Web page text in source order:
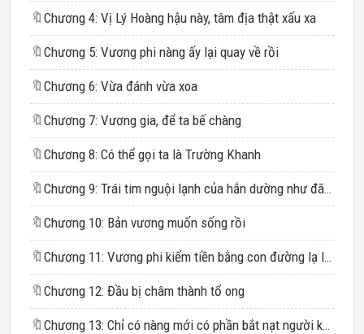
🔖 Chương 4: Vị Lý Hoàng hậu này, tâm địa thật xấu xa
🔖 Chương 5: Vương phi nàng ấy lại quay về rồi
🔖 Chương 6: Vừa đánh vừa xoa
🔖 Chương 7: Vương gia, để ta bế chàng
🔖 Chương 8: Có thể gọi ta là Trường Khanh
🔖 Chương 9: Trái tim nguội lạnh của hắn dường như đã sống lại.
🔖 Chương 10: Bản vương muốn sống rồi
🔖 Chương 11: Vương phi kiếm tiền bằng con đường lạ lùng
🔖 Chương 12: Đầu bị châm thành tổ ong
🔖 Chương 13: Chỉ có nàng mới có phần bắt nạt người khác